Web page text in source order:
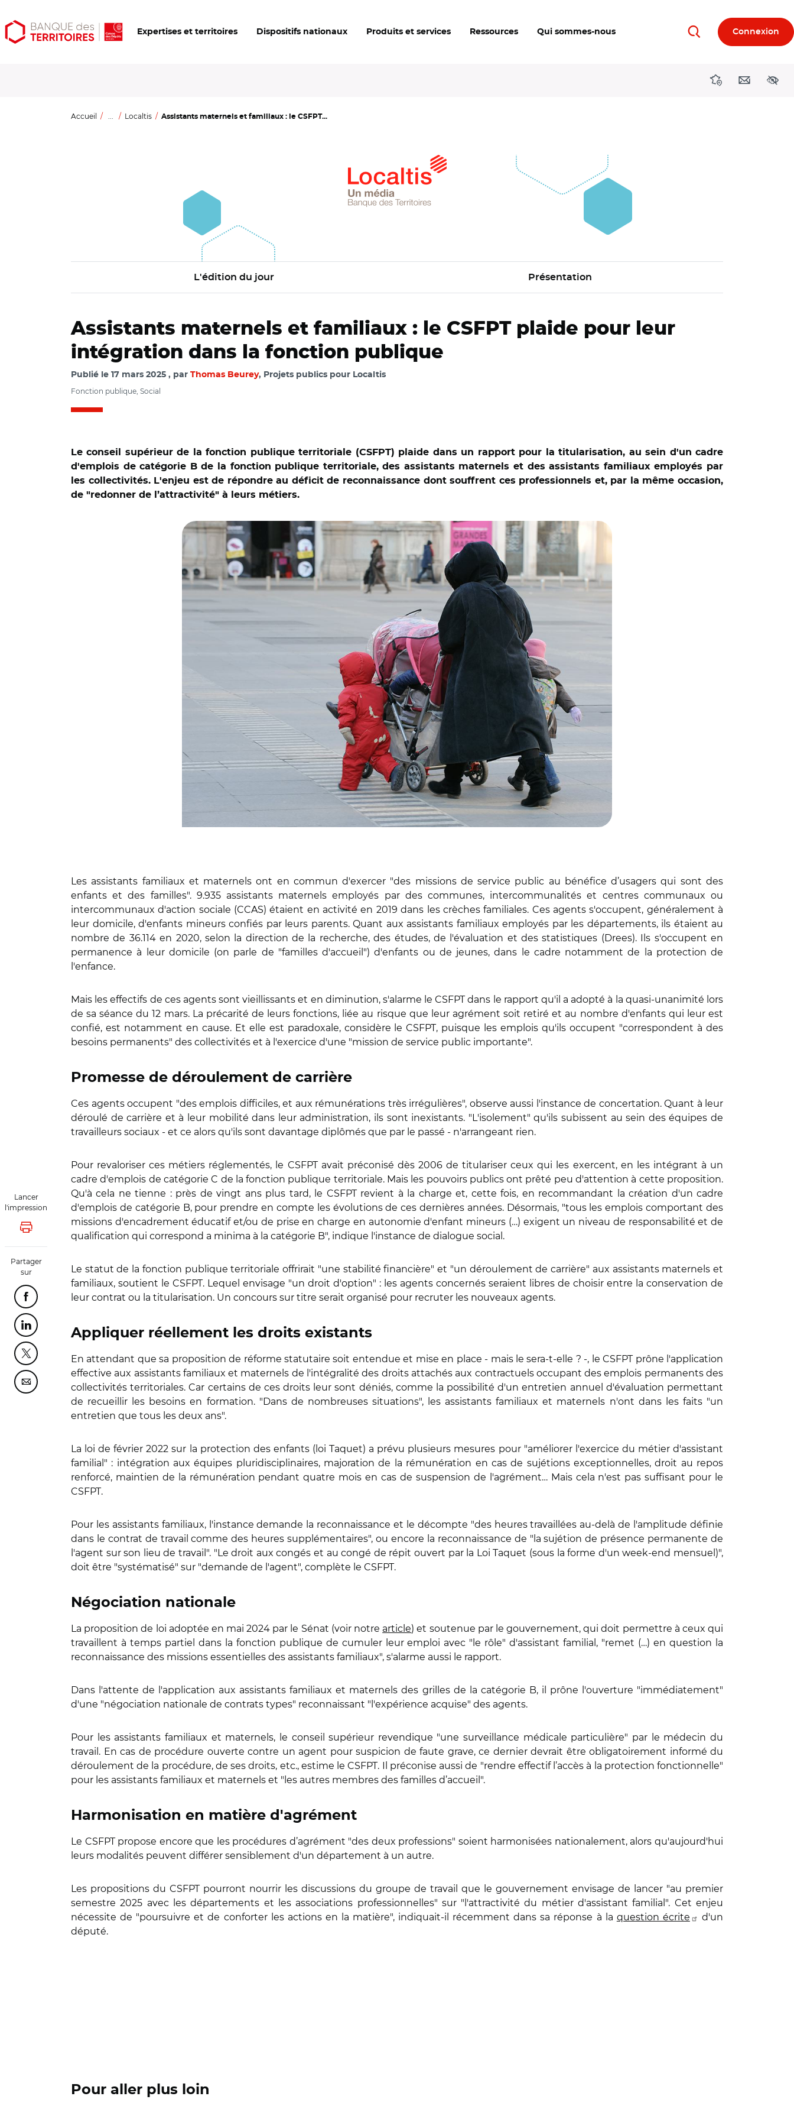
Aller
au
Aller
au
Ouvrir
les
Expertises et territoires Dispositifs nationaux Produits et services Ressources Qui sommes-nous RechercherConnexion
DirectionsContact
Accueil ... Localtis Assistants maternels et familiaux : le CSFPT...
L'édition du jour Présentation
Lancer
l'impression
Lancer l'impression
Partager
sur
Partager cette page sur Facebook
Partager cette page sur Linkedin
Partager cette page sur Twitter
Partager cette page sur Courriel
Assistants maternels et familiaux : le CSFPT plaide pour leur
intégration dans la fonction publique
Publié le 17 mars 2025 par Thomas Beurey, Projets publics pour Localtis
Fonction publique, Social
Le conseil supérieur de la fonction publique territoriale (CSFPT) plaide dans un rapport pour la titularisation, au sein d'un cadre
d'emplois de catégorie B de la fonction publique territoriale, des assistants maternels et des assistants familiaux employés par
les collectivités. L'enjeu est de répondre au déficit de reconnaissance dont souffrent ces professionnels et, par la même occasion,
de "redonner de l’attractivité" à leurs métiers.
Les assistants familiaux et maternels ont en commun d'exercer "des missions de service public au bénéfice d’usagers qui sont des
enfants et des familles". 9.935 assistants maternels employés par des communes, intercommunalités et centres communaux ou
intercommunaux d'action sociale (CCAS) étaient en activité en 2019 dans les crèches familiales. Ces agents s'occupent, généralement à
leur domicile, d'enfants mineurs confiés par leurs parents. Quant aux assistants familiaux employés par les départements, ils étaient au
nombre de 36.114 en 2020, selon la direction de la recherche, des études, de l'évaluation et des statistiques (Drees). Ils s'occupent en
permanence à leur domicile (on parle de "familles d'accueil") d'enfants ou de jeunes, dans le cadre notamment de la protection de
l'enfance.
Mais les effectifs de ces agents sont vieillissants et en diminution, s'alarme le CSFPT dans le rapport qu'il a adopté à la quasi-unanimité lors
de sa séance du 12 mars. La précarité de leurs fonctions, liée au risque que leur agrément soit retiré et au nombre d'enfants qui leur est
confié, est notamment en cause. Et elle est paradoxale, considère le CSFPT, puisque les emplois qu'ils occupent "correspondent à des
besoins permanents" des collectivités et à l'exercice d'une "mission de service public importante".
Promesse de déroulement de carrière
Ces agents occupent "des emplois difficiles, et aux rémunérations très irrégulières", observe aussi l'instance de concertation. Quant à leur
déroulé de carrière et à leur mobilité dans leur administration, ils sont inexistants. "L'isolement" qu'ils subissent au sein des équipes de
travailleurs sociaux - et ce alors qu'ils sont davantage diplômés que par le passé - n'arrangeant rien.
Pour revaloriser ces métiers réglementés, le CSFPT avait préconisé dès 2006 de titulariser ceux qui les exercent, en les intégrant à un
cadre d'emplois de catégorie C de la fonction publique territoriale. Mais les pouvoirs publics ont prêté peu d'attention à cette proposition.
Qu'à cela ne tienne : près de vingt ans plus tard, le CSFPT revient à la charge et, cette fois, en recommandant la création d'un cadre
d'emplois de catégorie B, pour prendre en compte les évolutions de ces dernières années. Désormais, "tous les emplois comportant des
missions d'encadrement éducatif et/ou de prise en charge en autonomie d'enfant mineurs (…) exigent un niveau de responsabilité et de
qualification qui correspond a minima à la catégorie B", indique l'instance de dialogue social.
Le statut de la fonction publique territoriale offrirait "une stabilité financière" et "un déroulement de carrière" aux assistants maternels et
familiaux, soutient le CSFPT. Lequel envisage "un droit d'option" : les agents concernés seraient libres de choisir entre la conservation de
leur contrat ou la titularisation. Un concours sur titre serait organisé pour recruter les nouveaux agents.
Appliquer réellement les droits existants
En attendant que sa proposition de réforme statutaire soit entendue et mise en place - mais le sera-t-elle ? -, le CSFPT prône l'application
effective aux assistants familiaux et maternels de l'intégralité des droits attachés aux contractuels occupant des emplois permanents des
collectivités territoriales. Car certains de ces droits leur sont déniés, comme la possibilité d'un entretien annuel d'évaluation permettant
de recueillir les besoins en formation. "Dans de nombreuses situations", les assistants familiaux et maternels n'ont dans les faits "un
entretien que tous les deux ans".
La loi de février 2022 sur la protection des enfants (loi Taquet) a prévu plusieurs mesures pour "améliorer l'exercice du métier d'assistant
familial" : intégration aux équipes pluridisciplinaires, majoration de la rémunération en cas de sujétions exceptionnelles, droit au repos
renforcé, maintien de la rémunération pendant quatre mois en cas de suspension de l'agrément… Mais cela n'est pas suffisant pour le
CSFPT.
Pour les assistants familiaux, l'instance demande la reconnaissance et le décompte "des heures travaillées au-delà de l'amplitude définie
dans le contrat de travail comme des heures supplémentaires", ou encore la reconnaissance de "la sujétion de présence permanente de
l'agent sur son lieu de travail". "Le droit aux congés et au congé de répit ouvert par la Loi Taquet (sous la forme d'un week-end mensuel)",
doit être "systématisé" sur "demande de l'agent", complète le CSFPT.
Négociation nationale
La proposition de loi adoptée en mai 2024 par le Sénat (voir notre article) et soutenue par le gouvernement, qui doit permettre à ceux qui
travaillent à temps partiel dans la fonction publique de cumuler leur emploi avec "le rôle" d'assistant familial, "remet (…) en question la
reconnaissance des missions essentielles des assistants familiaux", s'alarme aussi le rapport.
Dans l'attente de l'application aux assistants familiaux et maternels des grilles de la catégorie B, il prône l'ouverture "immédiatement"
d'une "négociation nationale de contrats types" reconnaissant "l'expérience acquise" des agents.
Pour les assistants familiaux et maternels, le conseil supérieur revendique "une surveillance médicale particulière" par le médecin du
travail. En cas de procédure ouverte contre un agent pour suspicion de faute grave, ce dernier devrait être obligatoirement informé du
déroulement de la procédure, de ses droits, etc., estime le CSFPT. Il préconise aussi de "rendre effectif l’accès à la protection fonctionnelle"
pour les assistants familiaux et maternels et "les autres membres des familles d’accueil".
Harmonisation en matière d'agrément
Le CSFPT propose encore que les procédures d’agrément "des deux professions" soient harmonisées nationalement, alors qu'aujourd'hui
leurs modalités peuvent différer sensiblement d'un département à un autre.
Les propositions du CSFPT pourront nourrir les discussions du groupe de travail que le gouvernement envisage de lancer "au premier
semestre 2025 avec les départements et les associations professionnelles" sur "l'attractivité du métier d'assistant familial". Cet enjeu
nécessite de "poursuivre et de conforter les actions en la matière", indiquait-il récemment dans sa réponse à la question écrite
d'un
député.
Pour aller plus loin